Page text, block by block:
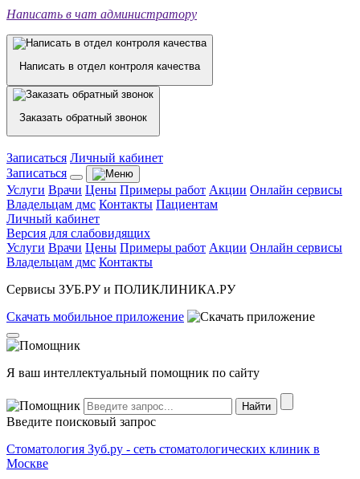
Написать в чат администратору
Написать в отдел контроля качества
Заказать обратный звонок
Записаться Личный кабинет
Записаться
Услуги Врачи Цены Примеры работ Акции Онлайн сервисы
Владельцам дмс Контакты Пациентам
Личный кабинет
Версия для слабовидящих
Услуги Врачи Цены Примеры работ Акции Онлайн сервисы
Владельцам дмс Контакты
Сервисы ЗУБ.РУ и ПОЛИКЛИНИКА.РУ
Скачать мобильное приложение
Я ваш интеллектуальный помощник по сайту
Введите поисковый запрос
Стоматология Зуб.ру - сеть стоматологических клиник в
Москве